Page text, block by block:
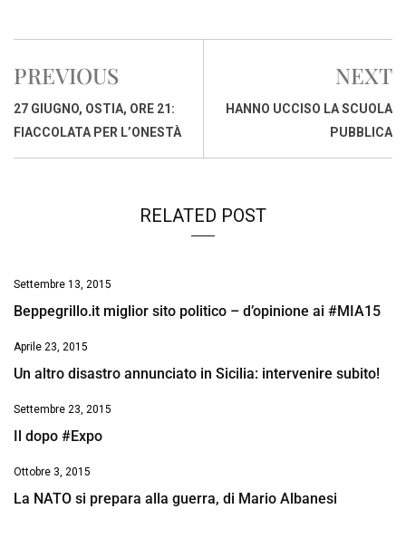
c
b
o
o
a
s
A
p
n
d
I
r
d
s
a
p
i
i
PREVIOUS
27 GIUGNO, OSTIA, ORE 21:
FIACCOLATA PER L’ONESTÀ
NEXT
HANNO UCCISO LA SCUOLA
PUBBLICA
RELATED POST
Settembre 13, 2015
Beppegrillo.it miglior sito politico – d’opinione ai #MIA15
Aprile 23, 2015
Un altro disastro annunciato in Sicilia: intervenire subito!
Settembre 23, 2015
Il dopo #Expo
Ottobre 3, 2015
La NATO si prepara alla guerra, di Mario Albanesi